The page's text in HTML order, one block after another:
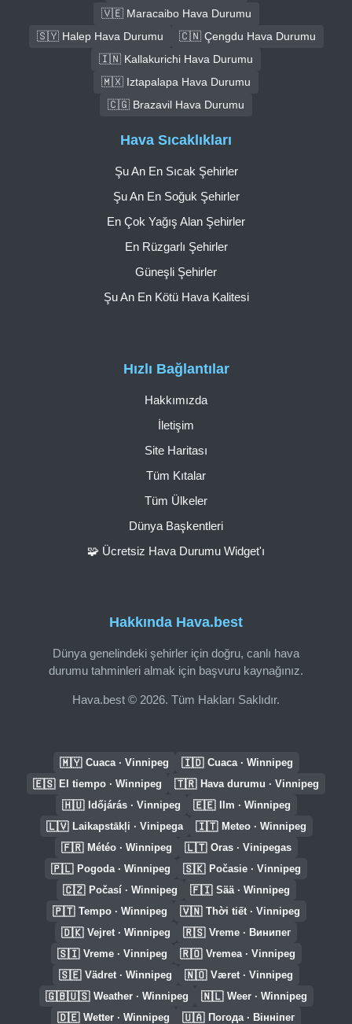
🇻🇪 Maracaibo Hava Durumu
🇸🇾 Halep Hava Durumu
🇨🇳 Çengdu Hava Durumu
🇮🇳 Kallakurichi Hava Durumu
🇲🇽 Iztapalapa Hava Durumu
🇨🇬 Brazavil Hava Durumu
Hakkında Hava.best
Dünya genelindeki şehirler için doğru, canlı hava
durumu tahminleri almak için başvuru kaynağınız.
Hava.best © 2026. Tüm Hakları Saklıdır.
Hızlı Bağlantılar
Hakkımızda
İletişim
Site Haritası
Tüm Kıtalar
Tüm Ülkeler
Dünya Başkentleri
🧩 Ücretsiz Hava Durumu Widget'ı
Hava Sıcaklıkları
Şu An En Sıcak Şehirler
Şu An En Soğuk Şehirler
En Çok Yağış Alan Şehirler
En Rüzgarlı Şehirler
Güneşli Şehirler
Şu An En Kötü Hava Kalitesi
🇲🇾 Cuaca · Vinnipeg 🇮🇩 Cuaca · Winnipeg
🇪🇸 El tiempo · Winnipeg 🇹🇷 Hava durumu · Vinnipeg
🇭🇺 Időjárás · Vinnipeg 🇪🇪 Ilm · Winnipeg
🇱🇻 Laikapstākļi · Vinipega 🇮🇹 Meteo · Winnipeg
🇫🇷 Météo · Winnipeg 🇱🇹 Oras · Vinipegas
🇵🇱 Pogoda · Winnipeg 🇸🇰 Počasie · Vinnipeg
🇨🇿 Počasí · Winnipeg 🇫🇮 Sää · Winnipeg
🇵🇹 Tempo · Winnipeg 🇻🇳 Thời tiết · Vinnipeg
🇩🇰 Vejret · Winnipeg 🇷🇸 Vreme · Винипег
🇸🇮 Vreme · Vinnipeg 🇷🇴 Vremea · Vinnipeg
🇸🇪 Vädret · Winnipeg 🇳🇴 Været · Vinnipeg
🇬🇧🇺🇸 Weather · Winnipeg 🇳🇱 Weer · Winnipeg
🇩🇪 Wetter · Winnipeg 🇺🇦 Погода · Вінніпег